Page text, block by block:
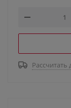
Рассчитать